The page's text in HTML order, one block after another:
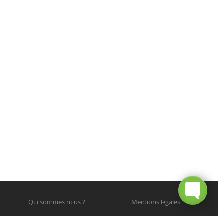
Qui sommes nous ? Mentions légales